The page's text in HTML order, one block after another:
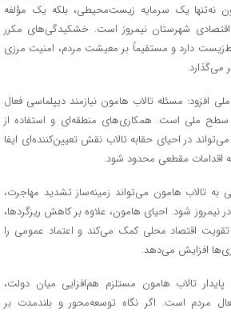
نه‌تنها یک سرمایه زیست‌محیطی، بلکه یک مؤلفه
اقتصادی شهرستان نیمروز است. خشکیدگی‌های مکرر
دارد و مستقیماً بر معیشت مردم، امنیت مرزی
می‌گذارد.
افزود: مسئله تالاب هامون نیازمند دیپلماسی فعال
ملی است. همکاری‌های منطقه‌ای و استفاده از
در احیای حقابه تالاب نقش تعیین‌کننده‌ای ایفا
اقدامات مقطعی محدود شود.
به تالاب هامون می‌تواند زمینه‌ساز تشدید مهاجرت،
شود. احیای هامون، علاوه بر کاهش ریزگردها،
تقویت اقتصاد محلی کمک می‌کند و اعتماد عمومی را
افزایش می‌دهد.
تالاب هامون مستلزم هم‌افزایی میان دولت،
مردم است. اگر نگاه توسعه‌محور و بلندمدت بر